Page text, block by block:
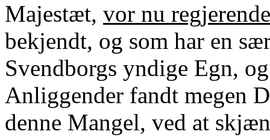
Majestæt, vor nu
bekjendt, og som har en
Svendborgs yndige Egn,
Anliggender fandt megen
denne Mangel, ved at